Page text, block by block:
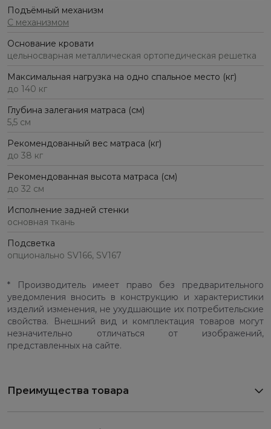
Подъёмный механизм
С механизмом
Основание кровати
цельносварная металлическая ортопедическая решетка
Максимальная нагрузка на одно спальное место (кг)
до 140 кг
Глубина залегания матраса (см)
5,5 см
Рекомендованный вес матраса (кг)
до 38 кг
Рекомендованная высота матраса (см)
до 32 см
Исполнение задней стенки
основная ткань
Подсветка
опционально SV166, SV167
* Производитель имеет право без предварительного
уведомления вносить в конструкцию и характеристики
изделий изменения, не ухудшающие их потребительские
свойства. Внешний вид и комплектация товаров могут
незначительно отличаться от изображений,
представленных на сайте.
Преимущества товара